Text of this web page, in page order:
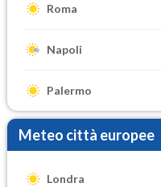
Roma
Napoli
Palermo
Meteo città europee
Londra